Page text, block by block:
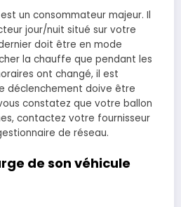
un consommateur majeur. Il
jour/nuit situé sur votre
doit être en mode
la chauffe que pendant les
ont changé, il est
déclenchement doive être
constatez que votre ballon
contactez votre fournisseur
de réseau.
de son véhicule